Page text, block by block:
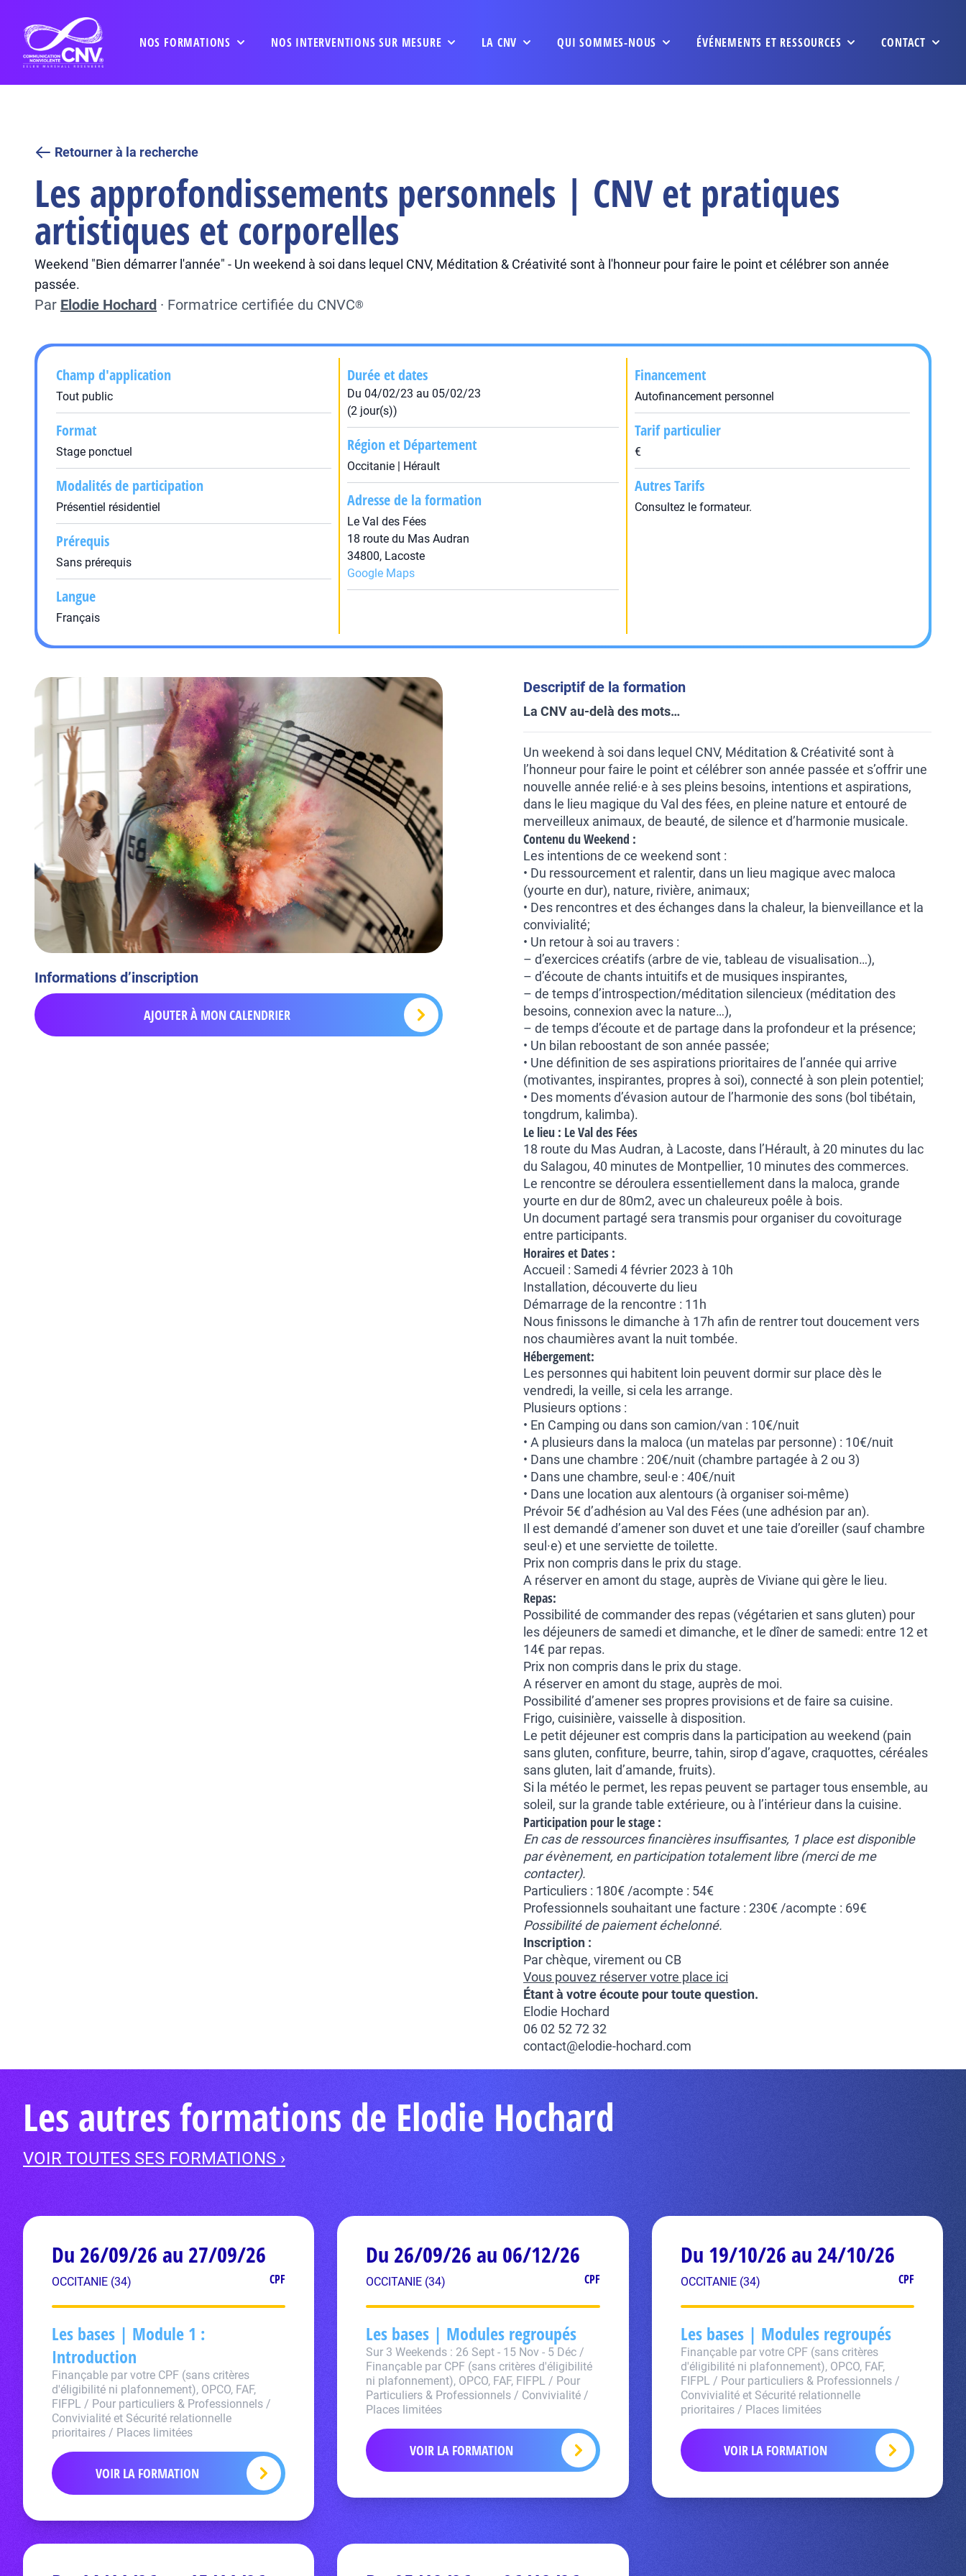
NOS FORMATIONS NOS INTERVENTIONS SUR MESURE LA CNV QUI SOMMES-NOUS ÉVÉNEMENTS ET RESSOURCES CONTACT
Retourner à la recherche
Les approfondissements personnels | CNV et pratiques
artistiques et corporelles
Weekend "Bien démarrer l'année" - Un weekend à soi dans lequel CNV, Méditation & Créativité sont à l'honneur pour faire le point et célébrer son année
passée.
Par Elodie Hochard · Formatrice certifiée du CNVC®
Champ d'application
Tout public
Format
Stage ponctuel
Modalités de participation
Présentiel résidentiel
Prérequis
Sans prérequis
Langue
Français
Durée et dates
Du 04/02/23 au 05/02/23
(2 jour(s))
Région et Département
Occitanie | Hérault
Adresse de la formation
Le Val des Fées
18 route du Mas Audran
34800, Lacoste
Google Maps
Financement
Autofinancement personnel
Tarif particulier
€
Autres Tarifs
Consultez le formateur.
Informations d’inscription
AJOUTER À MON CALENDRIER
Descriptif de la formation
La CNV au-delà des mots…
Un weekend à soi dans lequel CNV, Méditation & Créativité sont à
l’honneur pour faire le point et célébrer son année passée et s’offrir une
nouvelle année relié·e à ses pleins besoins, intentions et aspirations,
dans le lieu magique du Val des fées, en pleine nature et entouré de
merveilleux animaux, de beauté, de silence et d’harmonie musicale.
Contenu du Weekend :
Les intentions de ce weekend sont :
• Du ressourcement et ralentir, dans un lieu magique avec maloca
(yourte en dur), nature, rivière, animaux;
• Des rencontres et des échanges dans la chaleur, la bienveillance et la
convivialité;
• Un retour à soi au travers :
– d’exercices créatifs (arbre de vie, tableau de visualisation…),
– d’écoute de chants intuitifs et de musiques inspirantes,
– de temps d’introspection/méditation silencieux (méditation des
besoins, connexion avec la nature…),
– de temps d’écoute et de partage dans la profondeur et la présence;
• Un bilan reboostant de son année passée;
• Une définition de ses aspirations prioritaires de l’année qui arrive
(motivantes, inspirantes, propres à soi), connecté à son plein potentiel;
• Des moments d’évasion autour de l’harmonie des sons (bol tibétain,
tongdrum, kalimba).
Le lieu : Le Val des Fées
18 route du Mas Audran, à Lacoste, dans l’Hérault, à 20 minutes du lac
du Salagou, 40 minutes de Montpellier, 10 minutes des commerces.
Le rencontre se déroulera essentiellement dans la maloca, grande
yourte en dur de 80m2, avec un chaleureux poêle à bois.
Un document partagé sera transmis pour organiser du covoiturage
entre participants.
Horaires et Dates :
Accueil : Samedi 4 février 2023 à 10h
Installation, découverte du lieu
Démarrage de la rencontre : 11h
Nous finissons le dimanche à 17h afin de rentrer tout doucement vers
nos chaumières avant la nuit tombée.
Hébergement:
Les personnes qui habitent loin peuvent dormir sur place dès le
vendredi, la veille, si cela les arrange.
Plusieurs options :
• En Camping ou dans son camion/van : 10€/nuit
• A plusieurs dans la maloca (un matelas par personne) : 10€/nuit
• Dans une chambre : 20€/nuit (chambre partagée à 2 ou 3)
• Dans une chambre, seul·e : 40€/nuit
• Dans une location aux alentours (à organiser soi-même)
Prévoir 5€ d’adhésion au Val des Fées (une adhésion par an).
Il est demandé d’amener son duvet et une taie d’oreiller (sauf chambre
seul·e) et une serviette de toilette.
Prix non compris dans le prix du stage.
A réserver en amont du stage, auprès de Viviane qui gère le lieu.
Repas:
Possibilité de commander des repas (végétarien et sans gluten) pour
les déjeuners de samedi et dimanche, et le dîner de samedi: entre 12 et
14€ par repas.
Prix non compris dans le prix du stage.
A réserver en amont du stage, auprès de moi.
Possibilité d’amener ses propres provisions et de faire sa cuisine.
Frigo, cuisinière, vaisselle à disposition.
Le petit déjeuner est compris dans la participation au weekend (pain
sans gluten, confiture, beurre, tahin, sirop d’agave, craquottes, céréales
sans gluten, lait d’amande, fruits).
Si la météo le permet, les repas peuvent se partager tous ensemble, au
soleil, sur la grande table extérieure, ou à l’intérieur dans la cuisine.
Participation pour le stage :
En cas de ressources financières insuffisantes, 1 place est disponible
par évènement, en participation totalement libre (merci de me
contacter).
Particuliers : 180€ /acompte : 54€
Professionnels souhaitant une facture : 230€ /acompte : 69€
Possibilité de paiement échelonné.
Inscription :
Par chèque, virement ou CB
Vous pouvez réserver votre place ici
Étant à votre écoute pour toute question.
Elodie Hochard
06 02 52 72 32
contact@elodie-hochard.com
Les autres formations de Elodie Hochard
VOIR TOUTES SES FORMATIONS ›
Du 26/09/26 au 27/09/26
OCCITANIE (34) CPF
Les bases | Module 1 :
Introduction
Finançable par votre CPF (sans critères
d'éligibilité ni plafonnement), OPCO, FAF,
FIFPL / Pour particuliers & Professionnels /
Convivialité et Sécurité relationnelle
prioritaires / Places limitées
VOIR LA FORMATION
Du 26/09/26 au 06/12/26
OCCITANIE (34) CPF
Les bases | Modules regroupés
Sur 3 Weekends : 26 Sept - 15 Nov - 5 Déc /
Finançable par CPF (sans critères d'éligibilité
ni plafonnement), OPCO, FAF, FIFPL / Pour
Particuliers & Professionnels / Convivialité /
Places limitées
VOIR LA FORMATION
Du 19/10/26 au 24/10/26
OCCITANIE (34) CPF
Les bases | Modules regroupés
Finançable par votre CPF (sans critères
d'éligibilité ni plafonnement), OPCO, FAF,
FIFPL / Pour particuliers & Professionnels /
Convivialité et Sécurité relationnelle
prioritaires / Places limitées
VOIR LA FORMATION